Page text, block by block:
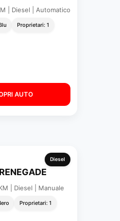
| Diesel | Automatico
Proprietari: 1
AUTO
Diesel
| Diesel | Manuale
Proprietari: 1